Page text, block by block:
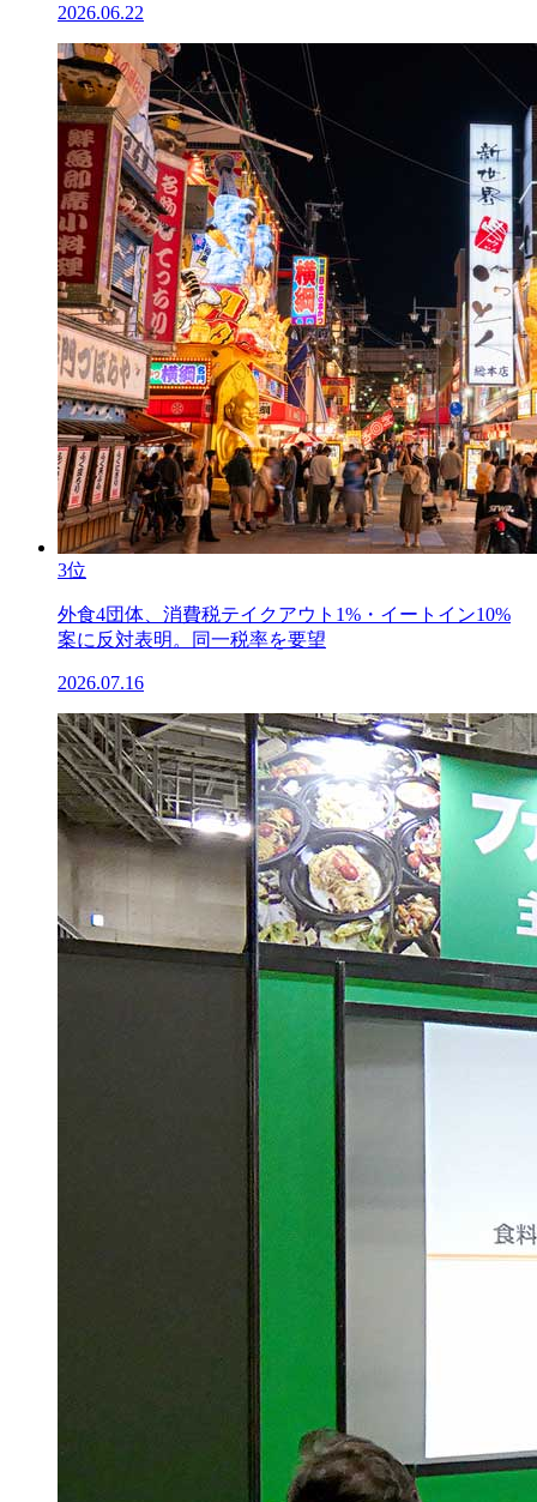
2026.06.22
3位
外食4団体、消費税テイクアウト1%・イートイン10%
案に反対表明。同一税率を要望
2026.07.16